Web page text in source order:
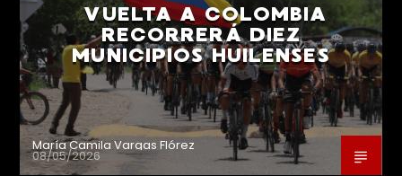
VUELTA A COLOMBIA
RECORRERÁ DIEZ
MUNICIPIOS HUILENSES
María Camila Vargas Flórez
08/05/2026